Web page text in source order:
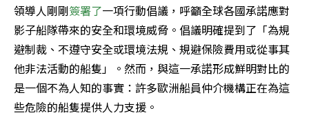
領導人剛剛簽署了一項行動倡議，呼籲全球各國承諾應對
影子船隊帶來的安全和環境威脅。倡議明確提到了「為規
避制裁、不遵守安全或環境法規、規避保險費用或從事其
他非法活動的船隻」。然而，與這一承諾形成鮮明對比的
是一個不為人知的事實：許多歐洲船員仲介機構正在為這
些危險的船隻提供人力支援。